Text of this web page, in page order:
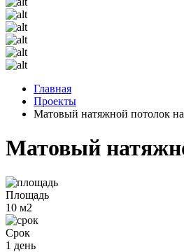
Главная
Проекты
Матовый натяжной потолок
Матовый
Площадь
10 м2
Срок
1 день